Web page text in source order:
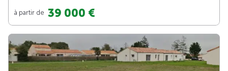
à partir de 39 000 €